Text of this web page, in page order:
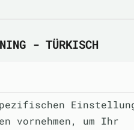
- TÜRKISCH
vornehmen, um Ihr